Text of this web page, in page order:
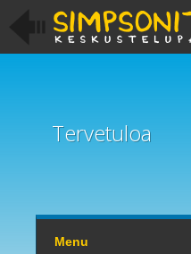
Tervetuloa
Menu